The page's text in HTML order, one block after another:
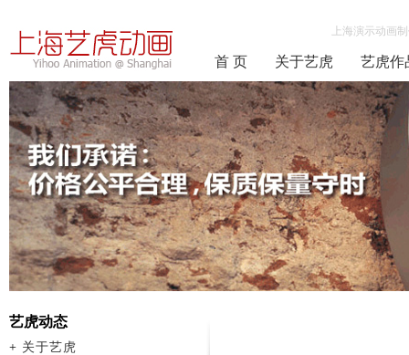
上海演示动画
首 页 关于艺虎 艺虎作
艺虎动态
+ 关于艺虎